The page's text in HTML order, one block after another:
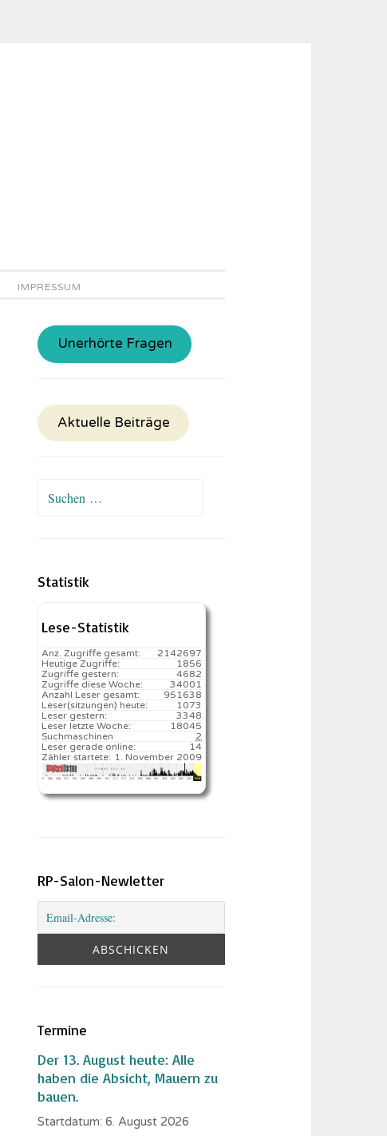
IMPRESSUM
Unerhörte Fragen
Aktuelle Beiträge
Suchen
Statistik
Lese-Statistik
2142697
Anz. Zugriffe gesamt:
1856
Heutige Zugriffe:
4682
Zugriffe gestern:
34001
Zugriffe diese Woche:
951638
Anzahl Leser gesamt:
1073️
Leser(sitzungen) heute:
3348
Leser gestern:
18045️
Leser letzte Woche:
2
Suchmaschinen
14
Leser gerade online:
1. November 2009
Zähler startete:
RP-Salon-Newletter
Termine
Der 13. August heute: Alle
haben die Absicht, Mauern zu
bauen.
Startdatum:6. August 2026